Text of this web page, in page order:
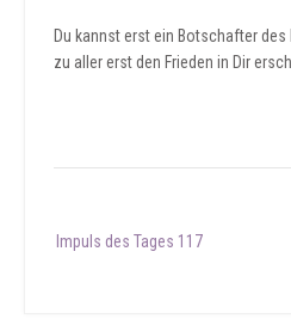
Du kannst erst ein Botschafter des
zu aller erst den Frieden in Dir
navigation
Impuls des Tages 117